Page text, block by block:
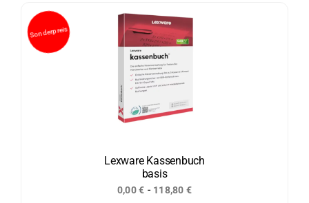
mehrere
Varianten
Optionen
können
der
Produktseite
gewählt
Lexware Kassenbuch
basis
0,00€ - 118,80 €